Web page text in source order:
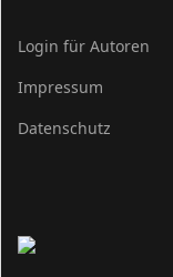
Login für Autoren
Impressum
Datenschutz